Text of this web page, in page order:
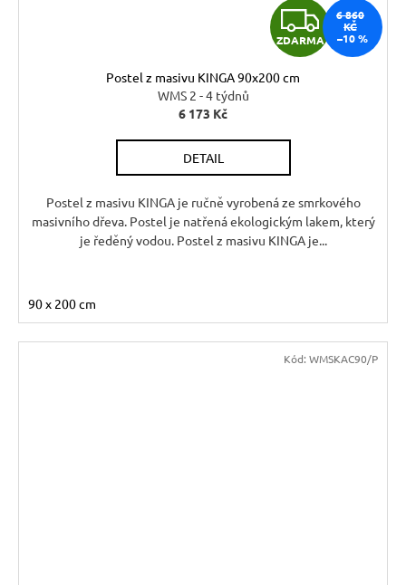
Z
D
A
ZDARMA
6 860
KČ
–10 %
Postel z masivu KINGA 90x200 cm
WMS 2 - 4 týdnů
6 173 Kč
DETAIL
Postel z masivu KINGA je ručně vyrobená ze smrkového
masivního dřeva. Postel je natřená ekologickým lakem, který
je ředěný vodou. Postel z masivu KINGA je...
90 x 200 cm
Kód: WMSKAC90/P